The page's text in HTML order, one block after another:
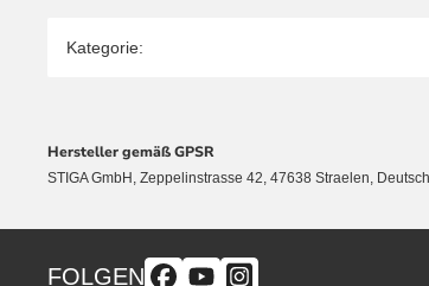
Kategorie:
Hersteller gemäß GPSR
STIGA GmbH, Zeppelinstrasse 42, 47638 Straelen,
FOLGEN